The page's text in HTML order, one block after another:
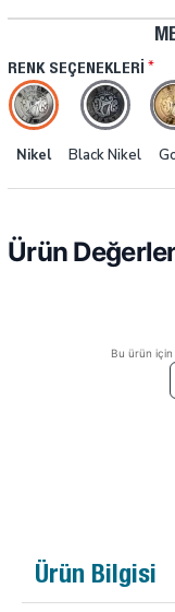
RENK SEÇENEKLERI
Nikel Black Nikel
Ürün
Bu ürün
Ürün Bilgisi